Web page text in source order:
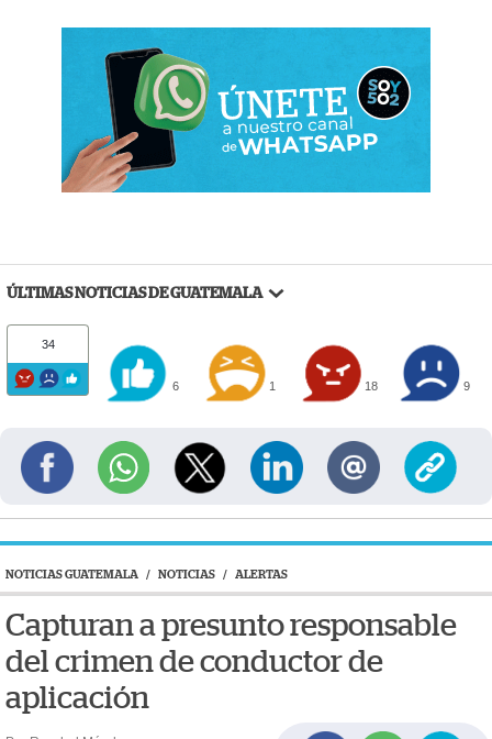
ÚLTIMAS NOTICIAS DE GUATEMALA
34
6 1 18 9
NOTICIAS GUATEMALA / NOTICIAS / ALERTAS
Capturan a presunto responsable
del crimen de conductor de
aplicación